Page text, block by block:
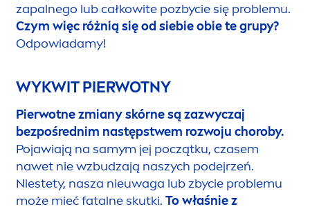
zapalnego lub całkowite pozbycie się problemu.
Czym więc różnią się od siebie obie te grupy?
Odpowiadamy!
WYKWIT PIERWOTNY
Pierwotne zmiany skórne są zazwyczaj
bezpośrednim następstwem rozwoju choroby.
Pojawiają na samym jej początku, czasem
nawet nie wzbudzają naszych podejrzeń.
Niestety, nasza nieuwaga lub zbycie problemu
może mieć fatalne skutki. To właśnie z